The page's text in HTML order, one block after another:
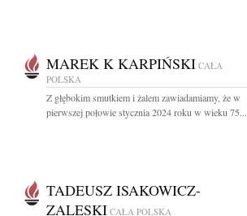
MAREK K KARPIŃSKI CAŁA
POLSKA
Z głębokim smutkiem i żalem zawiadamiamy, że w
pierwszej połowie stycznia 2024 roku w wieku 75...
TADEUSZ ISAKOWICZ-
ZALESKI CAŁA POLSKA